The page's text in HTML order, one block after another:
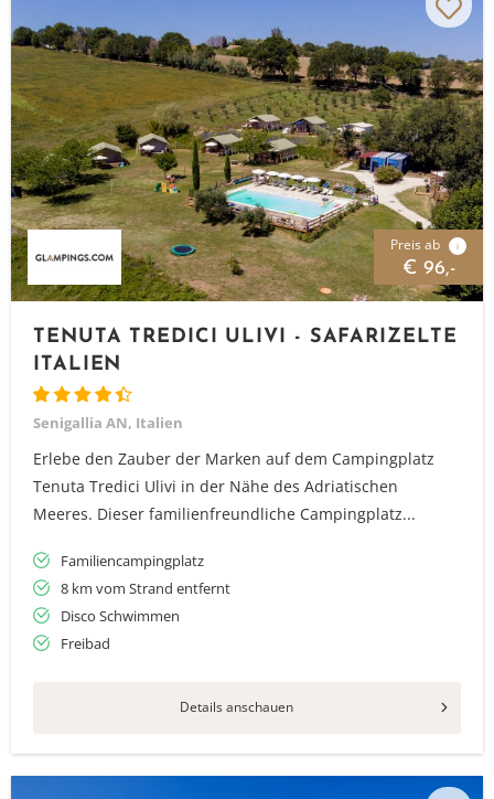
Preis ab i
€ 96,-
TENUTA TREDICI ULIVI - SAFARIZELTE
ITALIEN
Senigallia AN, Italien
Erlebe den Zauber der Marken auf dem Campingplatz
Tenuta Tredici Ulivi in der Nähe des Adriatischen
Meeres. Dieser familienfreundliche Campingplatz...
Familiencampingplatz
8 km vom Strand entfernt
Disco Schwimmen
Freibad
Details anschauen